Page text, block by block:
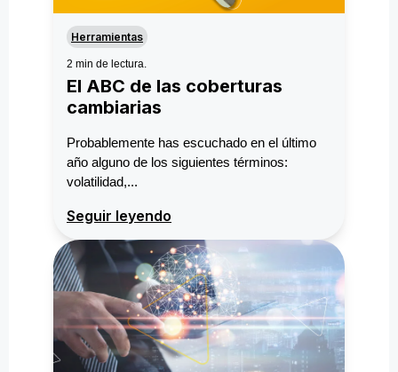
Herramientas
2 min de lectura.
El ABC de las coberturas
cambiarias
Probablemente has escuchado en el último
año alguno de los siguientes términos:
volatilidad,...
Seguir leyendo